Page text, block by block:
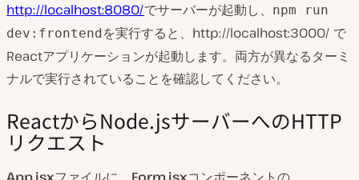
http://localhost:8080/でサーバーが起動し、
npm run
dev:frontend を実行すると、http://localhost:3000/ で
Reactアプリケーションが起動します。両方が異なるターミ
ナルで実行されていることを確認してください。
ReactからNode.jsサーバーへのHTTP
リクエスト